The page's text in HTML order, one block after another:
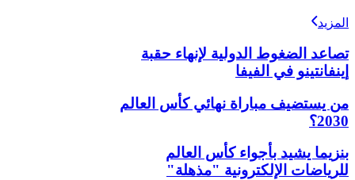
المزيد
تصاعد الضغوط الدولية لإنهاء حقبة
إينفانتينو في الفيفا
من يستضيف مباراة نهائي كأس العالم
2030؟
بنزيما يشيد بأجواء كأس العالم
للرياضات الإلكترونية "مذهلة"